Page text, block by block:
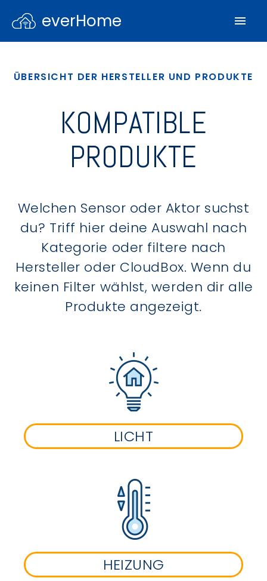
everHome
ÜBERSICHT DER HERSTELLER UND PRODUKTE
KOMPATIBLE
PRODUKTE
Welchen Sensor oder Aktor suchst
du? Triff hier deine Auswahl nach
Kategorie oder filtere nach
Hersteller oder CloudBox. Wenn du
keinen Filter wählst, werden dir alle
Produkte angezeigt.
LICHT
HEIZUNG